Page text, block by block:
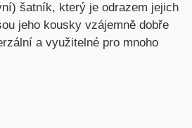
šatník, který je odrazem jejich
jeho kousky vzájemně dobře
a využitelné pro mnoho